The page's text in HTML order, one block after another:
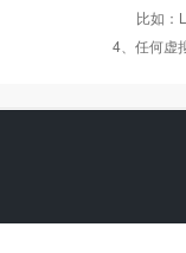
错误页面定义
数据自助恢复
比如：
4、任何虚